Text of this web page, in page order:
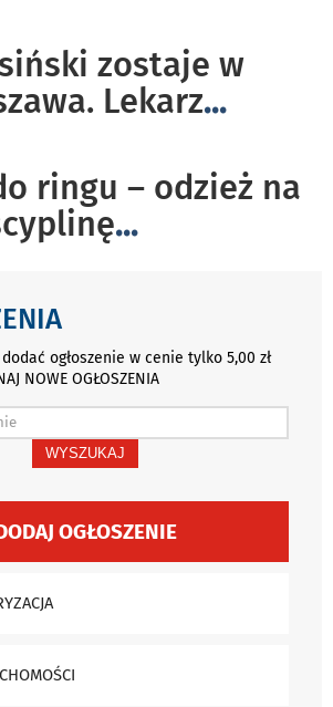
zostaje w
Lekarz...
ringu – odzież na
...
ogłoszenie w cenie tylko 5,00 zł
NOWE OGŁOSZENIA
WYSZUKAJ
OGŁOSZENIE